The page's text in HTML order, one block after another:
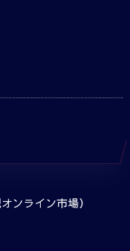
ンライン市場）